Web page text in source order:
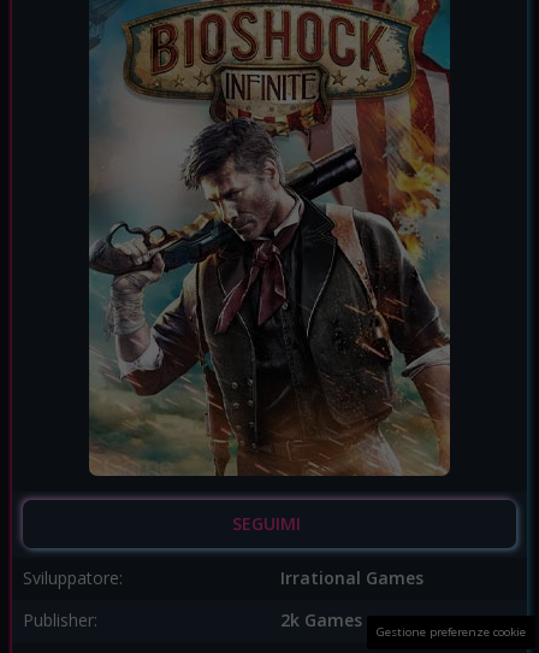
SEGUIMI
Sviluppatore:
Irrational Games
Publisher:
2k Games
Gestione preferenze cookie